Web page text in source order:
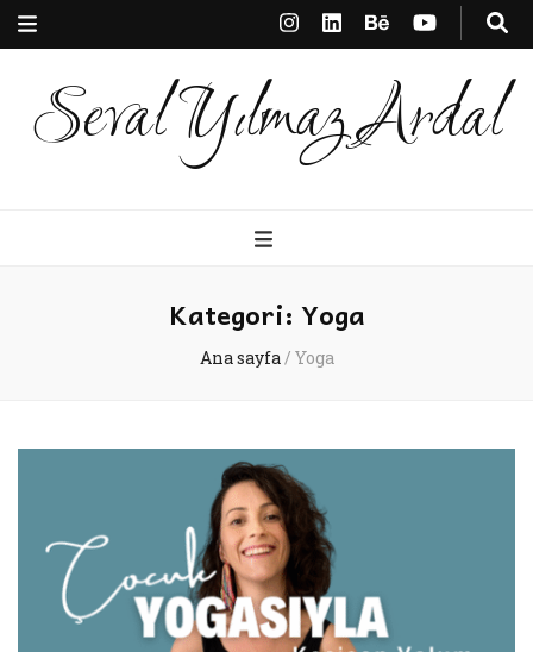
Seval Yılmaz Ardal
Kategori: Yoga
Ana sayfa/ Yoga